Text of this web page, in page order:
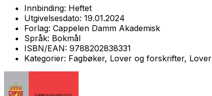
Innbinding: Heftet
Utgivelsesdato: 19.01.2024
Forlag: Cappelen Damm Akademisk
Språk: Bokmål
ISBN/EAN: 9788202838331
Kategorier: Fagbøker, Lover og forskrifter, Lover